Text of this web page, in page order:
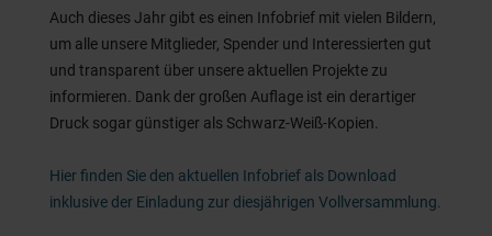
Auch dieses Jahr gibt es einen Infobrief mit vielen Bildern,
um alle unsere Mitglieder, Spender und Interessierten gut
und transparent über unsere aktuellen Projekte zu
informieren. Dank der großen Auflage ist ein derartiger
Druck sogar günstiger als Schwarz-Weiß-Kopien.
Hier finden Sie den aktuellen Infobrief als Download
inklusive der Einladung zur diesjährigen Vollversammlung.